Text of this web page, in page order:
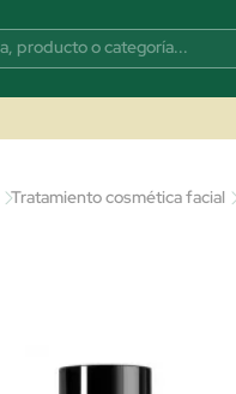
Tratamiento cosmética facial